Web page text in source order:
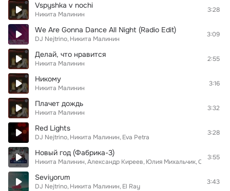
Vspyshka v nochi
Никита Малинин
3:28
We Are Gonna Dance All Night (Radio Edit)
DJ Nejtrino Никита Малинин
3:09
Делай, что нравится
Никита Малинин
2:55
Никому
Никита Малинин
3:16
Плачет дождь
Никита Малинин
3:32
Red Lights
DJ Nejtrino Никита Малинин Eva Petra
3:28
Новый год (Фабрика-3)
Никита Малинин Александр Киреев Юлия Михальчик Светлана
3:55
Seviyorum
DJ Nejtrino Никита Малинин El Ray
3:43